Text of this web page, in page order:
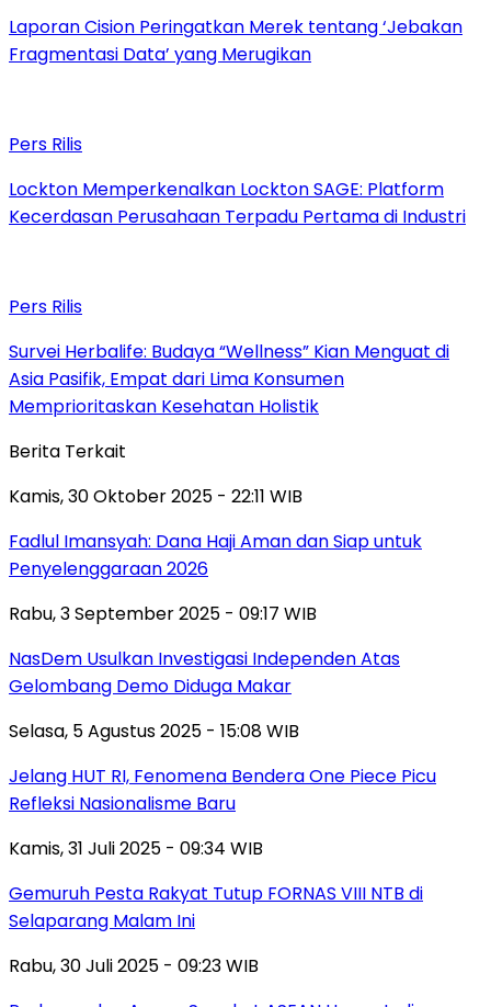
Laporan Cision Peringatkan Merek tentang ‘Jebakan
Fragmentasi Data’ yang Merugikan
Pers Rilis
Lockton Memperkenalkan Lockton SAGE: Platform
Kecerdasan Perusahaan Terpadu Pertama di Industri
Pers Rilis
Survei Herbalife: Budaya “Wellness” Kian Menguat di
Asia Pasifik, Empat dari Lima Konsumen
Memprioritaskan Kesehatan Holistik
Berita Terkait
Kamis, 30 Oktober 2025 - 22:11 WIB
Fadlul Imansyah: Dana Haji Aman dan Siap untuk
Penyelenggaraan 2026
Rabu, 3 September 2025 - 09:17 WIB
NasDem Usulkan Investigasi Independen Atas
Gelombang Demo Diduga Makar
Selasa, 5 Agustus 2025 - 15:08 WIB
Jelang HUT RI, Fenomena Bendera One Piece Picu
Refleksi Nasionalisme Baru
Kamis, 31 Juli 2025 - 09:34 WIB
Gemuruh Pesta Rakyat Tutup FORNAS VIII NTB di
Selaparang Malam Ini
Rabu, 30 Juli 2025 - 09:23 WIB